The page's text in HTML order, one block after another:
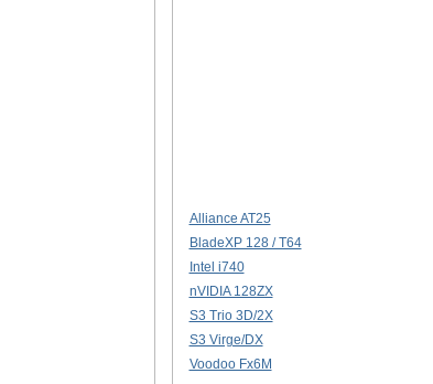
Alliance AT25
BladeXP 128 / T64
Intel i740
nVIDIA 128ZX
S3 Trio 3D/2X
S3 Virge/DX
Voodoo Fx6M